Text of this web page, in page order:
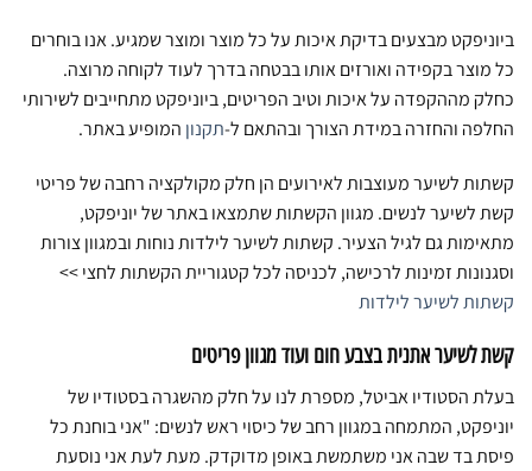
ביוניפקט מבצעים בדיקת איכות על כל מוצר ומוצר שמגיע. אנו בוחרים
כל מוצר בקפידה ואורזים אותו בבטחה בדרך לעוד לקוחה מרוצה.
כחלק מההקפדה על איכות וטיב הפריטים, ביוניפקט מתחייבים לשירותי
החלפה והחזרה במידת הצורך ובהתאם ל-תקנון המופיע באתר.
קשתות לשיער מעוצבות לאירועים הן חלק מקולקציה רחבה של פריטי
קשת לשיער לנשים. מגוון הקשתות שתמצאו באתר של יוניפקט,
מתאימות גם לגיל הצעיר. קשתות לשיער לילדות נוחות ובמגוון צורות
וסגנונות זמינות לרכישה, לכניסה לכל קטגוריית הקשתות לחצי >>
קשתות לשיער לילדות
קשת לשיער אתנית בצבע חום ועוד מגוון פריטים
בעלת הסטודיו אביטל, מספרת לנו על חלק מהשגרה בסטודיו של
יוניפקט, המתמחה במגוון רחב של כיסוי ראש לנשים: "אני בוחנת כל
פיסת בד שבה אני משתמשת באופן מדוקדק. מעת לעת אני נוסעת